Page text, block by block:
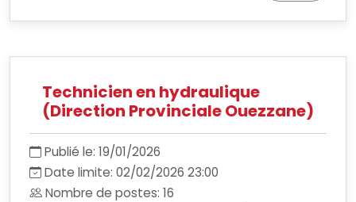
Technicien en hydraulique
(Direction Provinciale Ouezzane)
Publié le: 19/01/2026
Date limite: 02/02/2026 23:00
Nombre de postes: 16